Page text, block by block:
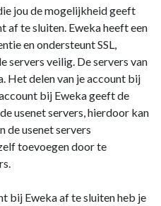
jou de mogelijkheid geeft
af te sluiten. Eweka heeft een
en ondersteunt SSL,
servers veilig. De servers van
Het delen van je account bij
bij Eweka geeft de
usenet servers, hierdoor kan
de usenet servers
toevoegen door te
bij Eweka af te sluiten heb je